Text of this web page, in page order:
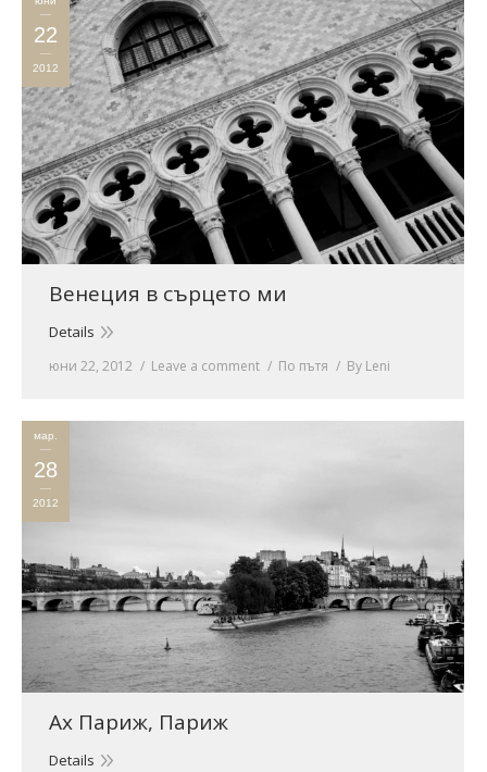
22
2012
Венеция в сърцето ми
Details
юни 22, 2012 Leave a comment По пътя By Leni
мар.
28
2012
Ах Париж, Париж
Details